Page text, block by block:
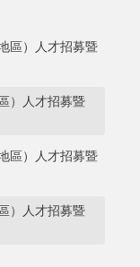
區）人才招募暨
）人才招募暨
區）人才招募暨
）人才招募暨